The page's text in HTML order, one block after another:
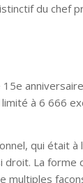
du chef
à 6 666
qui était
La forme
multiples